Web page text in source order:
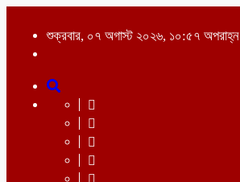
শুক্রবার, ০৭ অগাস্ট ২০২৬, ১০:৫৭ অপরাহ্ন